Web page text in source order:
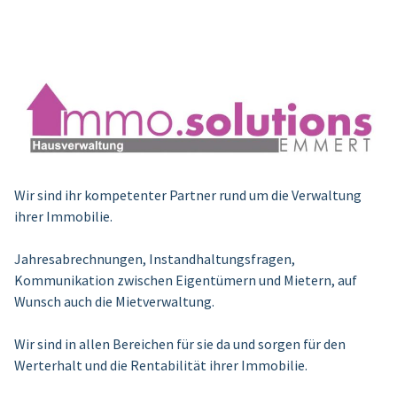
Wir sind ihr kompetenter Partner rund um die Verwaltung
ihrer Immobilie.
Jahresabrechnungen, Instandhaltungsfragen,
Kommunikation zwischen Eigentümern und Mietern, auf
Wunsch auch die Mietverwaltung.
Wir sind in allen Bereichen für sie da und sorgen für den
Werterhalt und die Rentabilität ihrer Immobilie.